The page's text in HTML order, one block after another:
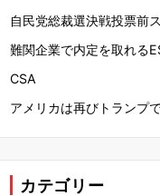
自民党総裁選決戦投票前
難関企業で内定を取れる
CSA
アメリカは再びトランプ
カテゴリー